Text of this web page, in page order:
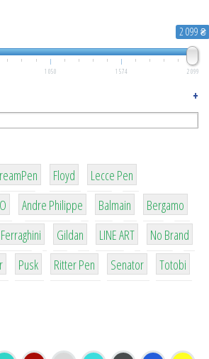
2 099 ₴
1 050 1 574 2 099
+
1 2
Floyd
2
Lecce Pen
1
Andre Philippe
4
Balmain
26
Bergamo
4
Ferraghini
42
Gildan
4
LINE ART
90
No Brand
2
Pusk
22
Ritter Pen
15
Senator
43
Totobi